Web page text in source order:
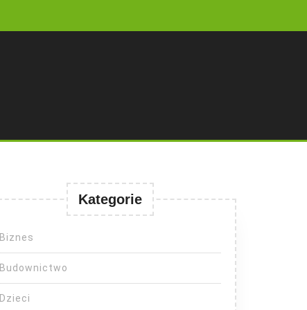
Kategorie
Biznes
Budownictwo
Dzieci